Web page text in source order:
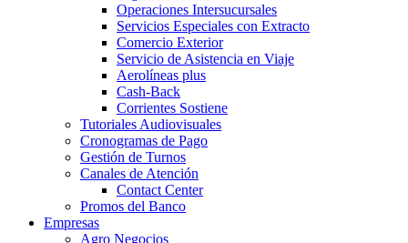
Operaciones Intersucursales
Servicios Especiales con Extracto
Comercio Exterior
Servicio de Asistencia en Viaje
Aerolíneas plus
Cash-Back
Corrientes Sostiene
Tutoriales Audiovisuales
Cronogramas de Pago
Gestión de Turnos
Canales de Atención
Contact Center
Promos del Banco
Empresas
Agro Negocios